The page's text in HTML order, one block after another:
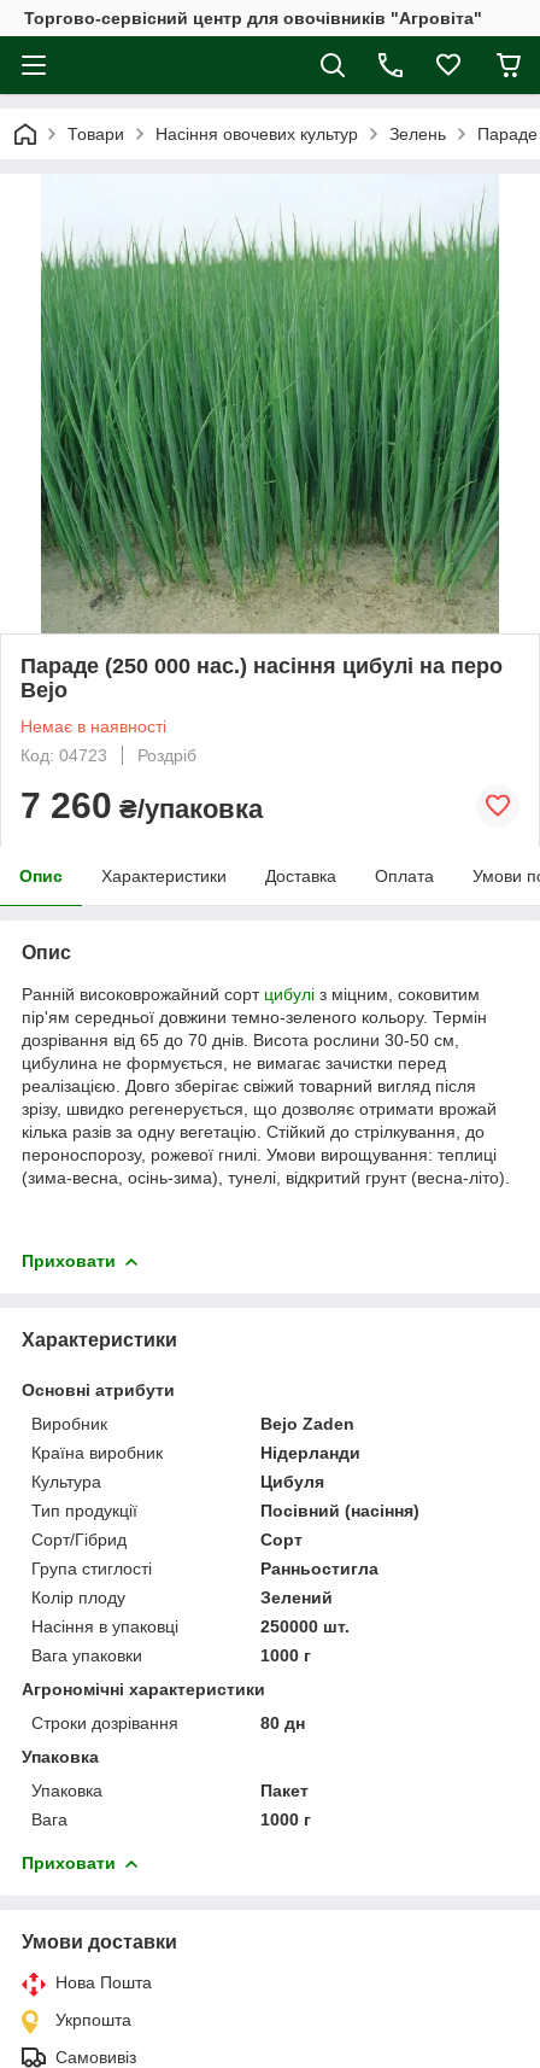
Торгово-сервісний центр для овочівників "Агровіта"
Товари Насіння овочевих культур Зелень Параде
Параде (250 000 нас.) насіння цибулі на перо
Bejo
Немає в наявності
Код: 04723
Роздріб
7 260 ₴/упаковка
Опис Характеристики Доставка Оплата Умови
Опис
Ранній високоврожайний сорт цибулі з міцним, соковитим
пір'ям середньої довжини темно-зеленого кольору. Термін
дозрівання від 65 до 70 днів. Висота рослини 30-50 см,
цибулина не формується, не вимагає зачистки перед
реалізацією. Довго зберігає свіжий товарний вигляд після
зрізу, швидко регенерується, що дозволяє отримати врожай
кілька разів за одну вегетацію. Стійкий до стрілкування, до
пероноспорозу, рожевої гнилі. Умови вирощування: теплиці
(зима-весна, осінь-зима), тунелі, відкритий грунт (весна-літо).
Приховати
Характеристики
Основні атрибути
Виробник
Bejo Zaden
Країна виробник
Нідерланди
Культура
Цибуля
Тип продукції
Посівний (насіння)
Сорт/Гібрид
Сорт
Група стиглості
Ранньостигла
Колір плоду
Зелений
Насіння в упаковці
250000 шт.
Вага упаковки
1000 г
Агрономічні характеристики
Строки дозрівання
80 дн
Упаковка
Упаковка
Пакет
Вага
1000 г
Приховати
Умови доставки
Нова Пошта
Укрпошта
Самовивіз